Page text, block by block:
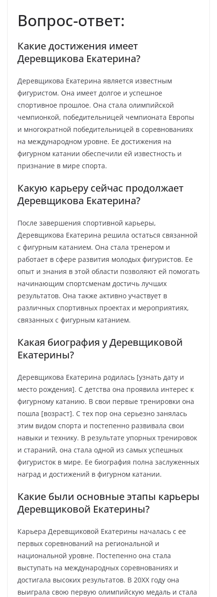
Вопрос-ответ:
Какие достижения имеет
Деревщикова Екатерина?
Деревщикова Екатерина является известным
фигуристом. Она имеет долгое и успешное
спортивное прошлое. Она стала олимпийской
чемпионкой, победительницей чемпионата Европы
и многократной победительницей в соревнованиях
на международном уровне. Ее достижения на
фигурном катании обеспечили ей известность и
признание в мире спорта.
Какую карьеру сейчас продолжает
Деревщикова Екатерина?
После завершения спортивной карьеры,
Деревщикова Екатерина решила остаться связанной
с фигурным катанием. Она стала тренером и
работает в сфере развития молодых фигуристов. Ее
опыт и знания в этой области позволяют ей помогать
начинающим спортсменам достичь лучших
результатов. Она также активно участвует в
различных спортивных проектах и мероприятиях,
связанных с фигурным катанием.
Какая биография у Деревщиковой
Екатерины?
Деревщикова Екатерина родилась [узнать дату и
место рождения]. С детства она проявила интерес к
фигурному катанию. В свои первые тренировки она
пошла [возраст]. С тех пор она серьезно занялась
этим видом спорта и постепенно развивала свои
навыки и технику. В результате упорных тренировок
и стараний, она стала одной из самых успешных
фигуристок в мире. Ее биография полна заслуженных
наград и достижений в фигурном катании.
Какие были основные этапы карьеры
Деревщиковой Екатерины?
Карьера Деревщиковой Екатерины началась с ее
первых соревнований на региональной и
национальной уровне. Постепенно она стала
выступать на международных соревнованиях и
достигала высоких результатов. В 20XX году она
выиграла свою первую олимпийскую медаль и стала